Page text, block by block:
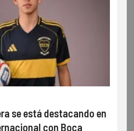
se está destacando en
con Boca